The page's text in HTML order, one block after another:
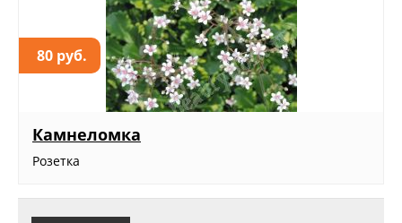
80 руб.
Камнеломка
Розетка